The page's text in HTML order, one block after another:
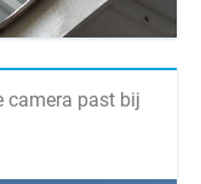
camera past bij